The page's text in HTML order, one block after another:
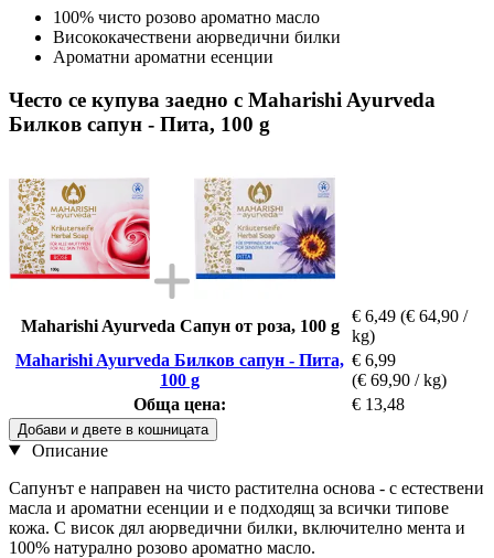
100% чисто розово ароматно масло
Висококачествени аюрведични билки
Ароматни ароматни есенции
Често се купува заедно с Maharishi Ayurveda
Билков сапун - Пита, 100 g
Maharishi Ayurveda Сапун от роза, 100 g
€ 6,49 (€ 64,90 /
kg)
Maharishi Ayurveda Билков сапун - Пита,
100 g
€ 6,99
(€ 69,90 / kg)
Обща цена:
€ 13,48
Добави и двете в кошницата
Описание
Сапунът е направен на чисто растителна основа - с естествени
масла и ароматни есенции и е подходящ за всички типове
кожа. С висок дял аюрведични билки, включително мента и
100% натурално розово ароматно масло.